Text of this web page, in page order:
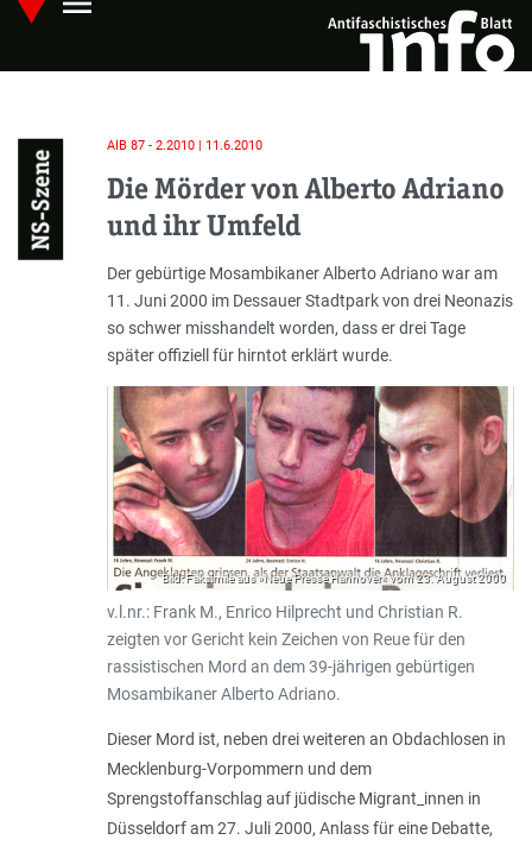
Skip
main
Hauptmenü öffnen
NS-Szene
AIB 87 - 2.2010 | 11.6.2010
Die Mörder von Alberto Adriano
und ihr Umfeld
Einleitung
Der gebürtige Mosambikaner Alberto Adriano war am
11. Juni 2000 im Dessauer Stadtpark von drei Neonazis
so schwer misshandelt worden, dass er drei Tage
später offiziell für hirntot erklärt wurde.
Bild: Faksimile aus »Neue Presse Hannover« vom 23. August 2000
v.l.nr.: Frank M., Enrico Hilprecht und Christian R.
zeigten vor Gericht kein Zeichen von Reue für den
rassistischen Mord an dem 39-jährigen gebürtigen
Mosambikaner Alberto Adriano.
Dieser Mord ist, neben drei weiteren an Obdachlosen in
Mecklenburg-Vorpommern und dem
Sprengstoffanschlag auf jüdische Migrant_innen in
Düsseldorf am 27. Juli 2000, Anlass für eine Debatte,